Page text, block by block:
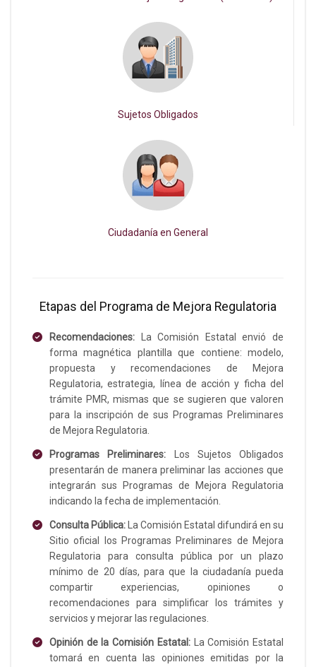
Sujetos Obligados
Ciudadanía en General
Etapas del Programa de Mejora Regulatoria
Recomendaciones: La Comisión Estatal envió de
forma magnética plantilla que contiene: modelo,
propuesta y recomendaciones de Mejora
Regulatoria, estrategia, línea de acción y ficha del
trámite PMR, mismas que se sugieren que valoren
para la inscripción de sus Programas Preliminares
de Mejora Regulatoria.
Programas Preliminares: Los Sujetos Obligados
presentarán de manera preliminar las acciones que
integrarán sus Programas de Mejora Regulatoria
indicando la fecha de implementación.
Consulta Pública: La Comisión Estatal difundirá en su
Sitio oficial los Programas Preliminares de Mejora
Regulatoria para consulta pública por un plazo
mínimo de 20 días, para que la ciudadanía pueda
compartir experiencias, opiniones o
recomendaciones para simplificar los trámites y
servicios y mejorar las regulaciones.
Opinión de la Comisión Estatal:La Comisión Estatal
tomará en cuenta las opiniones emitidas por la